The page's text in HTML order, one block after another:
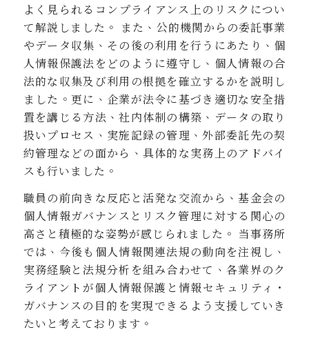
よく見られるコンプライアンス上のリスクについ
て解説しました。 また、公的機関からの委託事業
やデータ収集、その後の利用を行うにあたり、個
人情報保護法をどのように遵守し、個人情報の合
法的な収集及び利用の根拠を確立するかを説明し
ました。更に、企業が法令に基づき適切な安全措
置を講じる方法、社内体制の構築、データの取り
扱いプロセス、実施記録の管理、外部委託先の契
約管理などの面から、具体的な実務上のアドバイ
スも行いました。
職員の前向きな反応と活発な交流から、基金会の
個人情報ガバナンスとリスク管理に対する関心の
高さと積極的な姿勢が感じられました。 当事務所
では、今後も個人情報関連法規の動向を注視し、
実務経験と法規分析を組み合わせて、各業界のク
ライアントが個人情報保護と情報セキュリティ・
ガバナンスの目的を実現できるよう支援していき
たいと考えております。